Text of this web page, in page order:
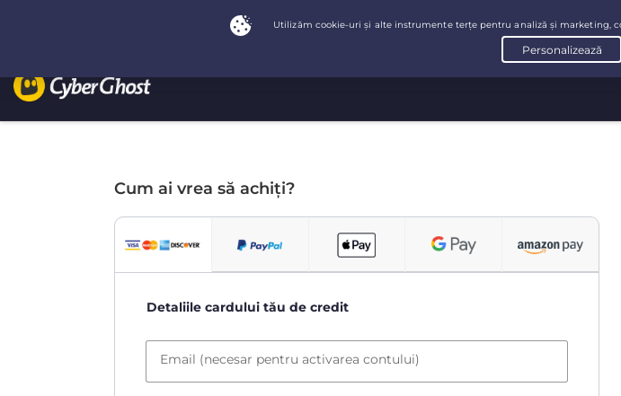
Cum ai vrea să achiți?
Detaliile cardului tău de credit
Email (necesar pentru activarea contului)